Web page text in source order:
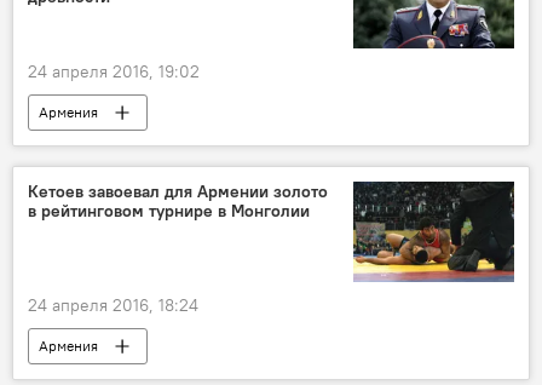
24 апреля 2016, 19:02
Армения
Кетоев завоевал для Армении золото
в рейтинговом турнире в Монголии
24 апреля 2016, 18:24
Армения